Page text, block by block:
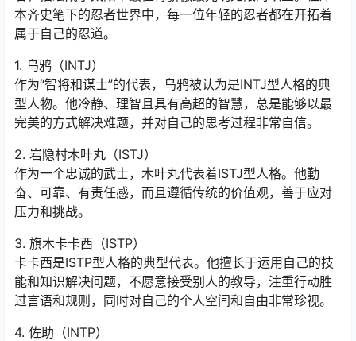
本齐史笔下的忍者世界中，每一位年轻的忍者都在开拓着
属于自己的忍道。
1. 乌鸦（INTJ）
作为“智将和谋士”的代表，乌鸦被认为是INTJ型人格的典
型人物。他冷静、理智且具有高超的智慧，总是能够以最
完美的方式解决难题，并对自己的思考过程非常自信。
2. 岩隐村木叶丸（ISTJ）
作为一个忠诚的武士，木叶丸代表着ISTJ型人格。他勤
奋、可靠、有责任感，而且遵循传统的价值观，善于应对
压力和挑战。
3. 旗木卡卡西（ISTP）
卡卡西是ISTP型人格的典型代表。他擅长于运用自己的技
能和知识解决问题，不愿意接受别人的教导，注重行动胜
过言语和规则，同时对自己的个人空间和自由非常珍视。
4. 佐助（INTP）